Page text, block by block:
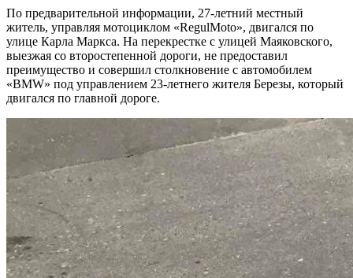
По предварительной информации, 27-летний местный
житель, управляя мотоциклом «RegulMoto», двигался по
улице Карла Маркса. На перекрестке с улицей Маяковского,
выезжая со второстепенной дороги, не предоставил
преимущество и совершил столкновение с автомобилем
«BMW» под управлением 23-летнего жителя Березы, который
двигался по главной дороге.